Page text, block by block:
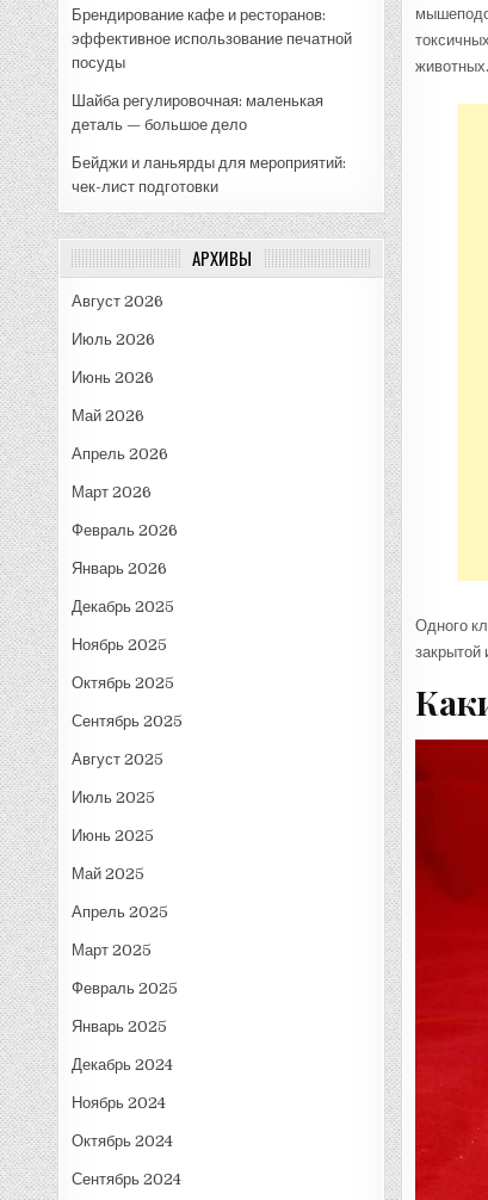
Брендирование кафе и ресторанов:
эффективное использование печатной
посуды
Шайба регулировочная: маленькая
деталь — большое дело
Бейджи и ланьярды для мероприятий:
чек-лист подготовки
АРХИВЫ
Август 2026
Июль 2026
Июнь 2026
Май 2026
Апрель 2026
Март 2026
Февраль 2026
Январь 2026
Декабрь 2025
Ноябрь 2025
Октябрь 2025
Сентябрь 2025
Август 2025
Июль 2025
Июнь 2025
Май 2025
Апрель 2025
Март 2025
Февраль 2025
Январь 2025
Декабрь 2024
Ноябрь 2024
Октябрь 2024
Сентябрь 2024
животных.
Одного
закрытой